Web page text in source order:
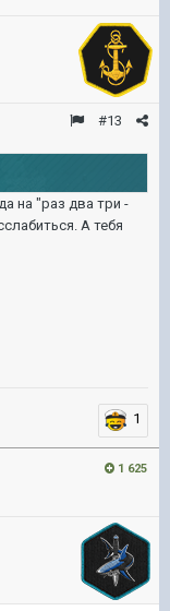
#13
на "раз два три -
А тебя
1
1 625